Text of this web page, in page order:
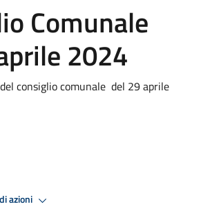
Comunale
2024
consiglio comunale del 29 aprile
azioni